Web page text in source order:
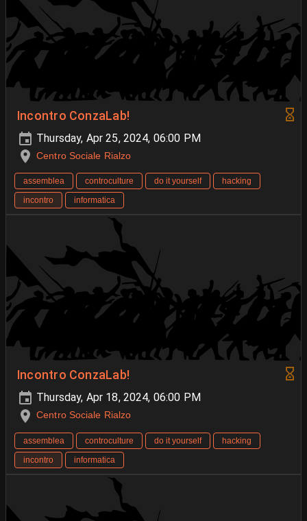
Incontro ConzaLab!
Thursday, Apr 25, 2024, 06:00 PM
Centro Sociale Rialzo
assemblea controculture do it yourself
hacking
incontro
informatica
Incontro ConzaLab!
Thursday, Apr 18, 2024, 06:00 PM
Centro Sociale Rialzo
assemblea controculture do it yourself
hacking
incontro
informatica